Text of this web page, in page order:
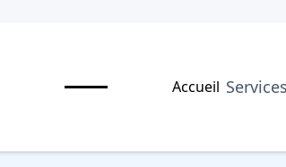
Accueil